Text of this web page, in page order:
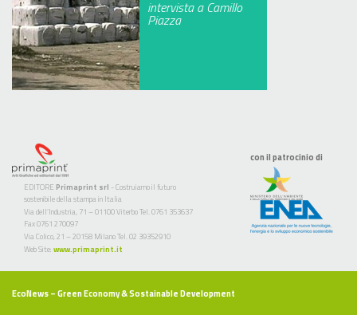
intervista a Camillo
Piazza
EDITORE Primaprint srl - Costruiamo il futuro
sostenibile della stampa in Italia
Via dell’Industria, 71 – 01100 Viterbo Tel. 0761 353637
Fax 0761 270097
Via Colico, 21 – 20158 Milano Tel. 02 39352910
Web Site: www.primaprint.it
con il patrocinio di
EcoNews– Green Economy & Sostainable Development